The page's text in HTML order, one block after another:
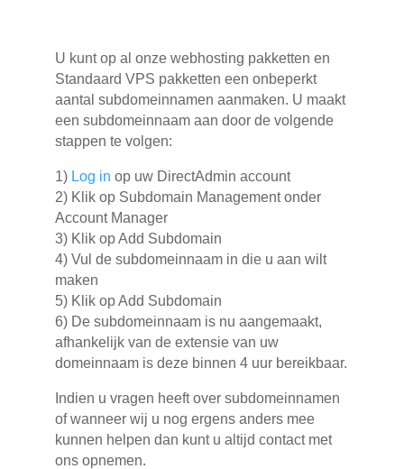
U kunt op al onze webhosting pakketten en
Standaard VPS pakketten een onbeperkt
aantal subdomeinnamen aanmaken. U maakt
een subdomeinnaam aan door de volgende
stappen te volgen:
1) Log in op uw DirectAdmin account
2) Klik op Subdomain Management onder
Account Manager
3) Klik op Add Subdomain
4) Vul de subdomeinnaam in die u aan wilt
maken
5) Klik op Add Subdomain
6) De subdomeinnaam is nu aangemaakt,
afhankelijk van de extensie van uw
domeinnaam is deze binnen 4 uur bereikbaar.
Indien u vragen heeft over subdomeinnamen
of wanneer wij u nog ergens anders mee
kunnen helpen dan kunt u altijd contact met
ons opnemen.